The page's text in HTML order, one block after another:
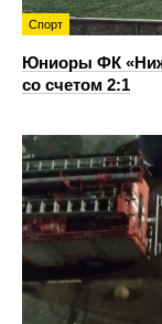
Спорт
Юниоры ФК
со счетом 2:1